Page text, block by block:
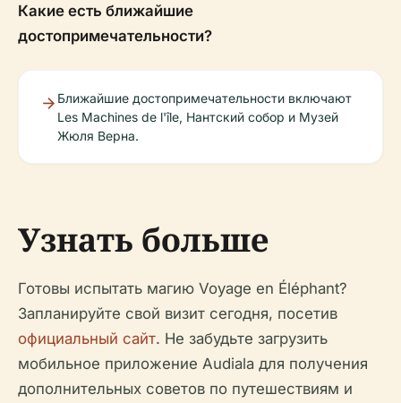
Какие есть ближайшие
достопримечательности?
Ближайшие достопримечательности включают
Les Machines de l'île, Нантский собор и Музей
Жюля Верна.
Узнать больше
Готовы испытать магию Voyage en Éléphant?
Запланируйте свой визит сегодня, посетив
официальный сайт. Не забудьте загрузить
мобильное приложение Audiala для получения
дополнительных советов по путешествиям и